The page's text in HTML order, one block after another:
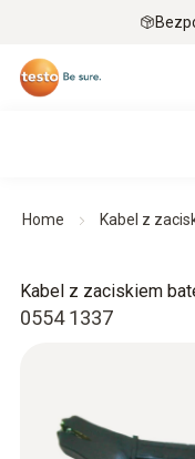
Home Kabel z
0554 1337
Kabel z zaciskiem